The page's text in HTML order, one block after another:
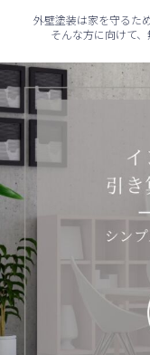
外壁塗装は家を守るた
そんな方に向けて
✨ シンプルでもおし